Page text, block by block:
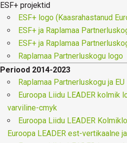
ESF+ projektid
ESF+ logo (Kaasrahastanud
ESF+ ja Raplamaa
ESF+ ja Raplamaa
Raplamaa Partnerluskogu logo
Periood 2014-2023
Raplamaa Partnerluskogu ja
Euroopa Liidu LEADER
varviline-cmyk
Euroopa Liidu LEADER
Euroopa LEADER est-vertikaalne